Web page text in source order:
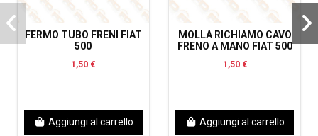
FERMO TUBO FRENI FIAT
500
1,50 €
Aggiungi al carrello
MOLLA RICHIAMO CAVO
FRENO A MANO FIAT 500
1,50 €
Aggiungi al carrello